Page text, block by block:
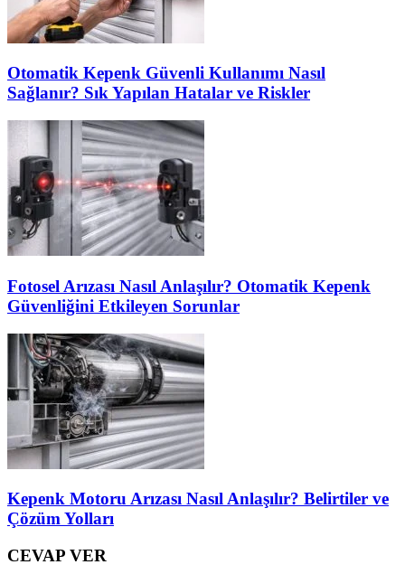
Otomatik Kepenk Güvenli Kullanımı Nasıl
Sağlanır? Sık Yapılan Hatalar ve Riskler
Fotosel Arızası Nasıl Anlaşılır? Otomatik Kepenk
Güvenliğini Etkileyen Sorunlar
Kepenk Motoru Arızası Nasıl Anlaşılır? Belirtiler ve
Çözüm Yolları
CEVAP VER